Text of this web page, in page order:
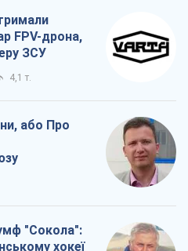
FPV-дрона,
ЗСУ
4,1 т.
або Про
"Сокола":
хокеї